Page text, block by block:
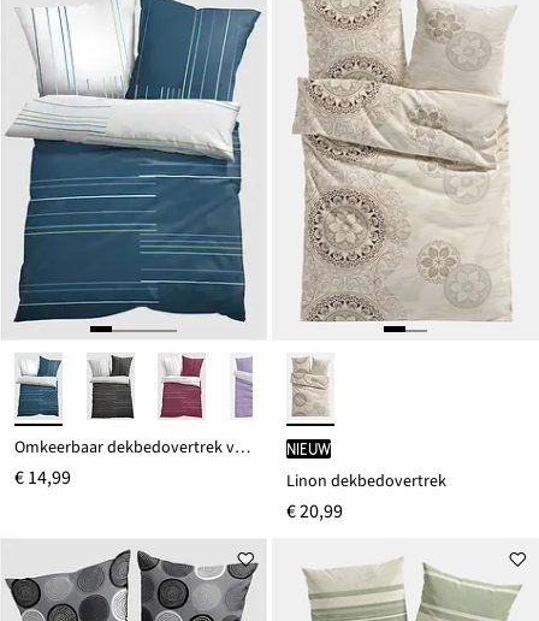
Omkeerbaar dekbedovertrek van katoenmix
€ 14,99
Nieuw
Linon dekbedovertrek
€ 20,99